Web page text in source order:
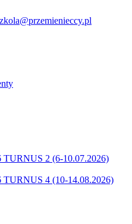
2 (6-10.07.2026)
4 (10-14.08.2026)